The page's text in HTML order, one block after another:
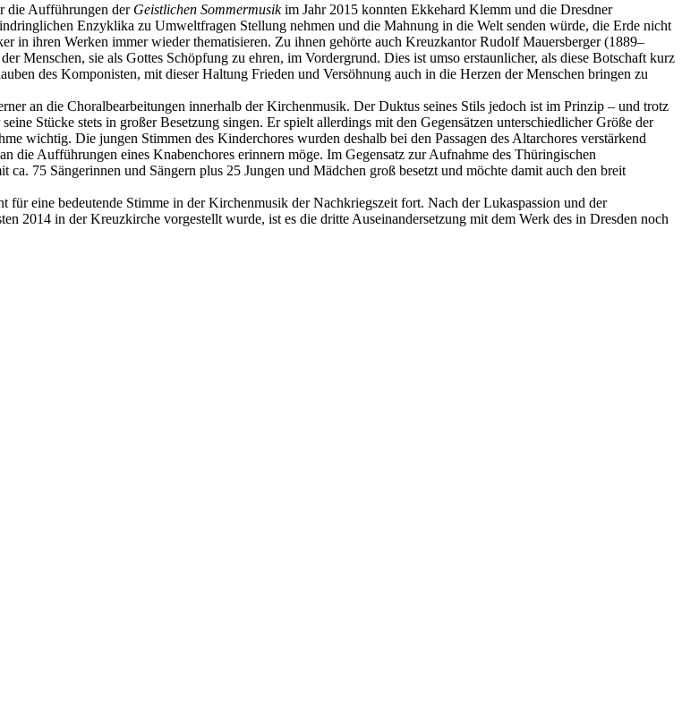
die Aufführungen der Geistlichen Sommermusikim Jahr 2015 konnten Ekkehard Klemm und die Dresdner
Enzyklika zu Umweltfragen Stellung nehmen und die Mahnung in die Welt senden würde, die Erde nicht
in ihren Werken immer wieder thematisieren. Zu ihnen gehörte auch Kreuzkantor Rudolf Mauersberger (1889–
Menschen, sie als Gottes Schöpfung zu ehren, im Vordergrund. Dies ist umso erstaunlicher, als diese Botschaft kurz
des Komponisten, mit dieser Haltung Frieden und Versöhnung auch in die Herzen der Menschen bringen zu
an die Choralbearbeitungen innerhalb der Kirchenmusik. Der Duktus seines Stils jedoch ist im Prinzip – und trotz
Stücke stets in großer Besetzung singen. Er spielt allerdings mit den Gegensätzen unterschiedlicher Größe der
wichtig. Die jungen Stimmen des Kinderchores wurden deshalb bei den Passagen des Altarchores verstärkend
die Aufführungen eines Knabenchores erinnern möge. Im Gegensatz zur Aufnahme des Thüringischen
75 Sängerinnen und Sängern plus 25 Jungen und Mädchen groß besetzt und möchte damit auch den breit
eine bedeutende Stimme in der Kirchenmusik der Nachkriegszeit fort. Nach der Lukaspassion und der
2014 in der Kreuzkirche vorgestellt wurde, ist es die dritte Auseinandersetzung mit dem Werk des in Dresden noch